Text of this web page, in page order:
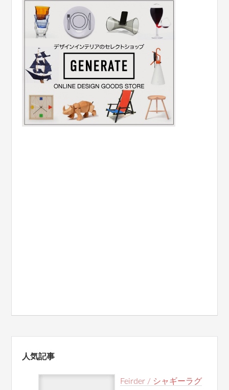
人気記事
Feirder / シャギーラグ